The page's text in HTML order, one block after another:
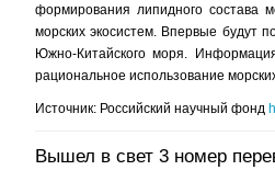
формирования липидного состава
морских экосистем. Впервые будут
Южно-Китайского моря.
рациональное использование
Источник: Российский научный фонд
Вышел в свет 3 номер